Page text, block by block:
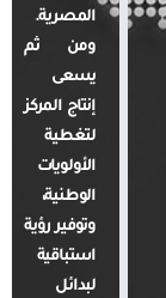
المصرية.
ومن ثم
يسعى
إنتاج المركز
لتغطية
الأولويات
الوطنية،
وتوفير رؤية
استباقية
لبدائل